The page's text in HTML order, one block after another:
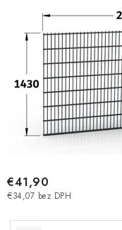
€34,07 bez DPH
€41,90